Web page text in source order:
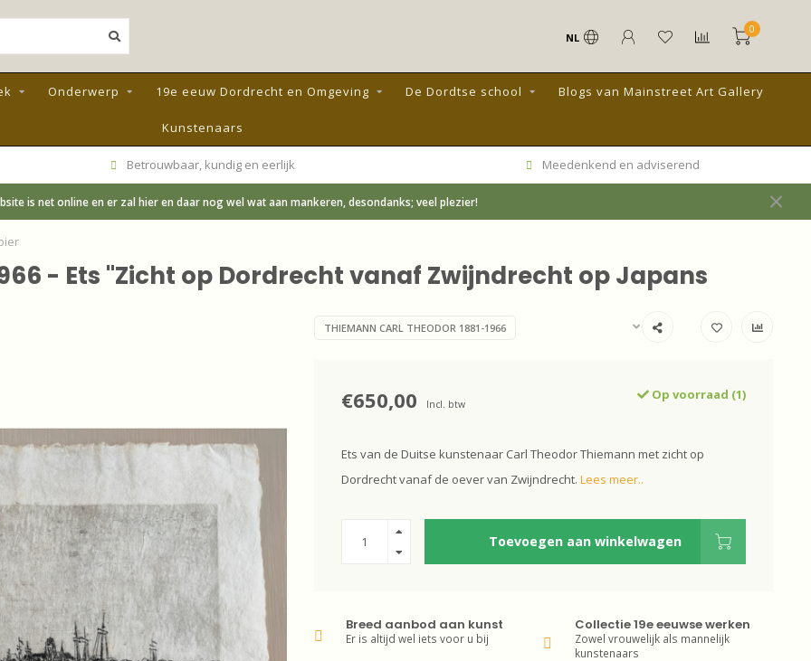
NL
0
Onderwerp 19e eeuw Dordrecht en Omgeving De Dordtse school Blogs van Mainstreet Art Gallery
Kunstenaars
Betrouwbaar, kundig en eerlijk Meedenkend en adviserend
is net online en er zal hier en daar nog wel wat aan mankeren, desondanks; veel plezier!
- Ets "Zicht op Dordrecht vanaf Zwijndrecht op Japans
THIEMANN CARL THEODOR 1881-1966
€650,00 Incl. btw
Op voorraad (1)
Ets van de Duitse kunstenaar Carl Theodor Thiemann met zicht op
Dordrecht vanaf de oever van Zwijndrecht. Lees meer..
Toevoegen aan winkelwagen
Breed aanbod aan kunst
Er is altijd wel iets voor u bij
Collectie 19e eeuwse werken
Zowel vrouwelijk als mannelijk
kunstenaars